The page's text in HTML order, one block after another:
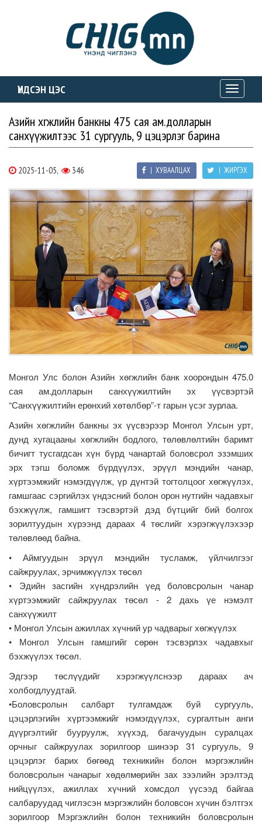
ҮНДСЭН ЦЭС
Toggle
Азийн хөгжлийн банкны 475 сая ам.долларын
санхүүжилтээс 31 сургууль, 9 цэцэрлэг барина
2025-11-05, 346 | ЖИРГЭХ
| ХУВААЛЦАХ
Монгол Улс болон Азийн хөгжлийн банк хоорондын 475.0
сая ам.долларын санхүүжилтийн эх үүсвэртэй
“Санхүүжилтийн ерөнхий хөтөлбөр”-т гарын үсэг зурлаа.
Азийн хөгжлийн банкны эх үүсвэрээр Монгол Улсын урт,
дунд хугацааны хөгжлийн бодлого, төлөвлөлтийн баримт
бичигт тусгагдсан хүн бүрд чанартай боловсрол эзэмших
эрх тэгш боломж бүрдүүлэх, эрүүл мэндийн чанар,
хүртээмжийг нэмэгдүүлж, үр дүнтэй тогтолцоог хөгжүүлэх,
гамшгаас сэргийлэх үндэсний болон орон нутгийн чадавхыг
бэхжүүлж, гамшигт тэсвэртэй дэд бүтцийг бий болгох
зорилтуудын хүрээнд дараах 4 төслийг хэрэгжүүлэхээр
төлөвлөөд байна.
• Аймгуудын эрүүл мэндийн тусламж, үйлчилгээг
сайжруулах, эрчимжүүлэх төсөл
• Эдийн засгийн хүндрэлийн үед боловсролын чанар
хүртээмжийг сайжруулах төсөл - 2 дахь үе нэмэлт
санхүүжилт
• Монгол Улсын ажиллах хүчний ур чадварыг хөгжүүлэх
• Монгол Улсын гамшгийг сөрөн тэсвэрлэх чадавхыг
бэхжүүлэх төсөл.
Эдгээр төслүүдийг хэрэгжүүлснээр дараах ач
холбогдлуудтай.
•Боловсролын салбарт тулгамдаж буй сургууль,
цэцэрлэгийн хүртээмжийг нэмэгдүүлэх, сургалтын анги
дүүргэлтийг бууруулж, хүүхэд, багачуудын суралцах
орчныг сайжруулах зорилгоор шинээр 31 сургууль, 9
цэцэрлэг барих бөгөөд техникийн болон мэргэжлийн
боловсролын чанарыг хөдөлмөрийн зах зээлийн эрэлтэд
нийцүүлэх, ажиллах хүчний хомсдол үүсээд байгаа
салбаруудад чиглэсэн мэргэжлийн боловсон хүчин бэлтгэх
зорилгоор Мэргэжлийн болон техникийн боловсролын